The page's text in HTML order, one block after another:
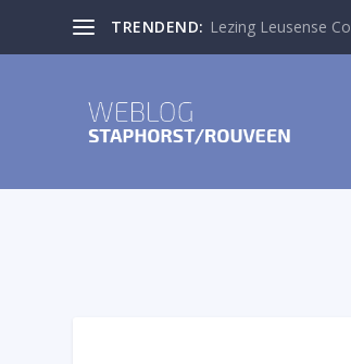
TRENDEND: Lezing Leusense